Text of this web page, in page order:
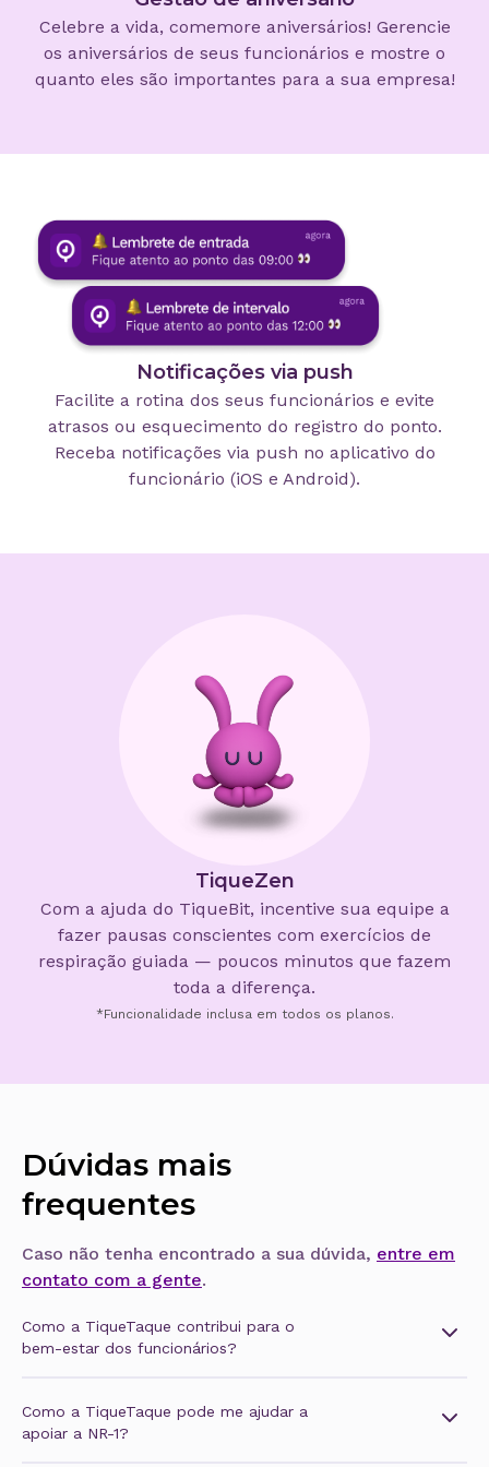
Celebre a vida, comemore aniversários! Gerencie
os aniversários de seus funcionários e mostre o
quanto eles são importantes para a sua empresa!
Notificações via push
Facilite a rotina dos seus funcionários e evite
atrasos ou esquecimento do registro do ponto.
Receba notificações via push no aplicativo do
funcionário (iOS e Android).
TiqueZen
Com a ajuda do TiqueBit, incentive sua equipe a
fazer pausas conscientes com exercícios de
respiração guiada — poucos minutos que fazem
toda a diferença.
*Funcionalidade inclusa em todos os planos.
Dúvidas mais
frequentes
Caso não tenha encontrado a sua dúvida, entre em
contato com a gente.
Como a TiqueTaque contribui para o
bem-estar dos funcionários?
Termômetro de Sentimentos e o TiqueZen,
permitindo acompanhar o clima organizacional e
promover ações preventivas de saúde mental,
Como a TiqueTaque pode me ajudar a
apoiar a NR-1?